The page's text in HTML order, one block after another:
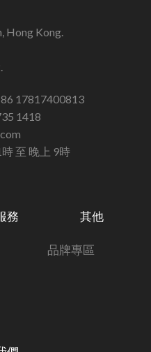
Hong Kong.
17817400813
1418
至 晚上 9時
務 其他
品牌專區